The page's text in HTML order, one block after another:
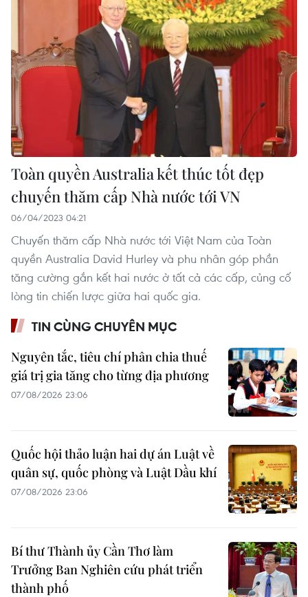
Toàn quyền Australia kết thúc tốt đẹp
chuyến thăm cấp Nhà nước tới VN
06/04/2023 04:21
Chuyến thăm cấp Nhà nước tới Việt Nam của Toàn
quyền Australia David Hurley và phu nhân góp phần
tăng cường gắn kết hai nước ở tất cả các cấp, củng cố
lòng tin chiến lược giữa hai quốc gia.
TIN CÙNG CHUYÊN MỤC
Nguyên tắc, tiêu chí phân chia thuế
giá trị gia tăng cho từng địa phương
07/08/2026 23:06
Quốc hội thảo luận hai dự án Luật về
quân sự, quốc phòng và Luật Dầu khí
07/08/2026 23:06
Bí thư Thành ủy Cần Thơ làm
Trưởng Ban Nghiên cứu phát triển
thành phố